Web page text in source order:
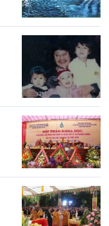
7: Luật nhân